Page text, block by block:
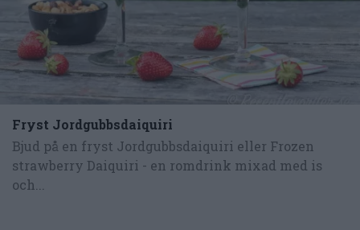
Fryst Jordgubbsdaiquiri
Bjud på en fryst Jordgubbsdaiquiri eller Frozen
strawberry Daiquiri - en romdrink mixad med is
och...